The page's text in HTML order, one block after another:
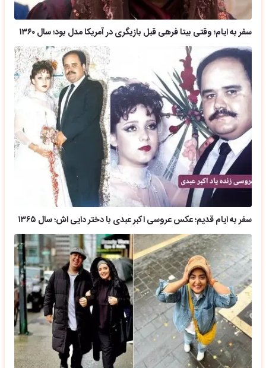
سفر به ایام؛ وقتی بیتا فرهی قبل بازیگری در آمریکا مدل بود؛ سال ۱۳۶۰
سفر به ایام قدیم؛ عکس عروسی اکبر عبدی با دختر دایی اش؛ سال ۱۳۶۵